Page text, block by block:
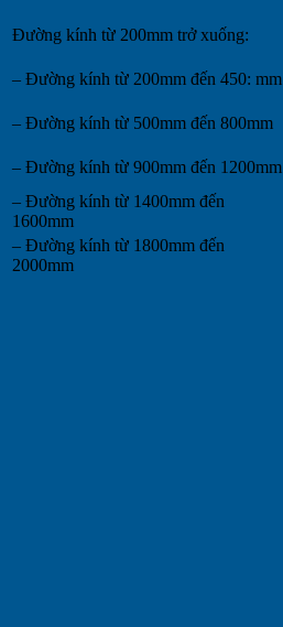
Đường kính từ 200mm trở xuống:
– Đường kính từ 200mm đến 450: mm
– Đường kính từ 500mm đến 800mm
– Đường kính từ 900mm đến 1200mm
– Đường kính từ 1400mm đến
1600mm
– Đường kính từ 1800mm đến
2000mm